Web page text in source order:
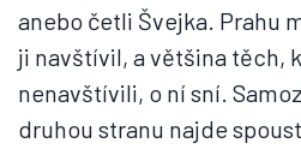
anebo četli Švejka. Prahu
ji navštívil, a většina těch,
nenavštívili, o ní sní.
druhou stranu najde